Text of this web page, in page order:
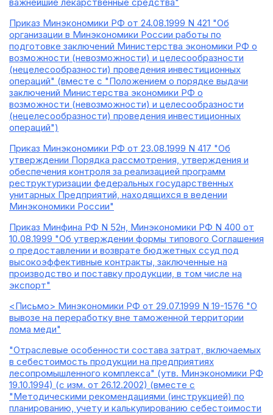
Приказ Минэкономики РФ от 24.08.1999 N 421 "Об
организации в Минэкономики России работы по
подготовке заключений Министерства экономики РФ о
возможности (невозможности) и целесообразности
(нецелесообразности) проведения инвестиционных
операций" (вместе с "Положением о порядке выдачи
заключений Министерства экономики РФ о
возможности (невозможности) и целесообразности
(нецелесообразности) проведения инвестиционных
операций")
Приказ Минэкономики РФ от 23.08.1999 N 417 "Об
утверждении Порядка рассмотрения, утверждения и
обеспечения контроля за реализацией программ
реструктуризации федеральных государственных
унитарных Предприятий, находящихся в ведении
Минэкономики России"
Приказ Минфина РФ N 52н, Минэкономики РФ N 400 от
10.08.1999 "Об утверждении формы типового Соглашения
о предоставлении и возврате бюджетных ссуд под
высокоэффективные контракты, заключенные на
производство и поставку продукции, в том числе на
экспорт"
<Письмо> Минэкономики РФ от 29.07.1999 N 19-1576 "О
вывозе на переработку вне таможенной территории
лома меди"
"Отраслевые особенности состава затрат, включаемых
в себестоимость продукции на предприятиях
лесопромышленного комплекса" (утв. Минэкономики РФ
19.10.1994) (с изм. от 26.12.2002) (вместе с
"Методическими рекомендациями (инструкцией) по
планированию, учету и калькулированию себестоимости